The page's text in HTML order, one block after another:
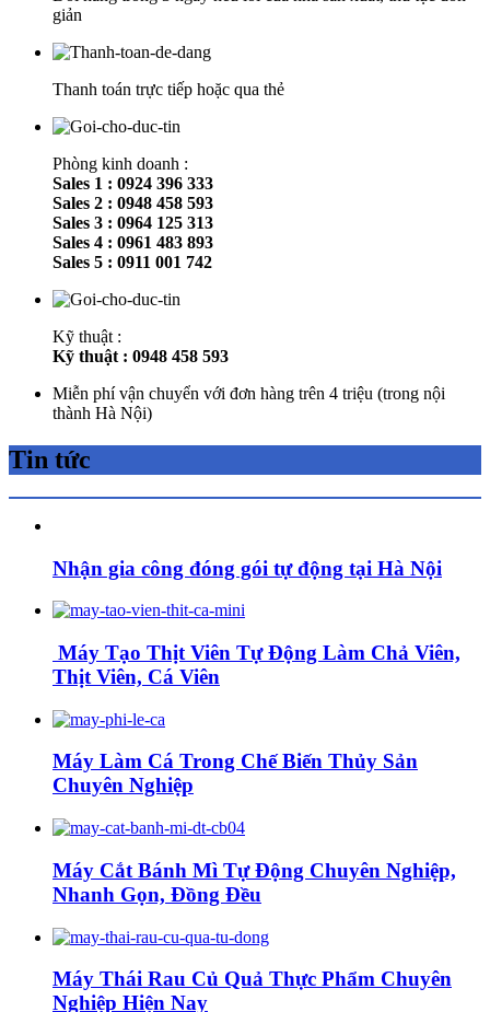
giản
Thanh toán trực tiếp hoặc qua thẻ
Phòng kinh doanh :
Sales 1 : 0924 396 333
Sales 2 : 0948 458 593
Sales 3 : 0964 125 313
Sales 4 : 0961 483 893
Sales 5 : 0911 001 742
Kỹ thuật :
Kỹ thuật : 0948 458 593
Miễn phí vận chuyển với đơn hàng trên 4 triệu (trong nội
thành Hà Nội)
Tin tức
Nhận gia công đóng gói tự động tại Hà Nội
Máy Tạo Thịt Viên Tự Động Làm Chả Viên,
Thịt Viên, Cá Viên
Máy Làm Cá Trong Chế Biến Thủy Sản
Chuyên Nghiệp
Máy Cắt Bánh Mì Tự Động Chuyên Nghiệp,
Nhanh Gọn, Đồng Đều
Máy Thái Rau Củ Quả Thực Phẩm Chuyên
Nghiệp Hiện Nay